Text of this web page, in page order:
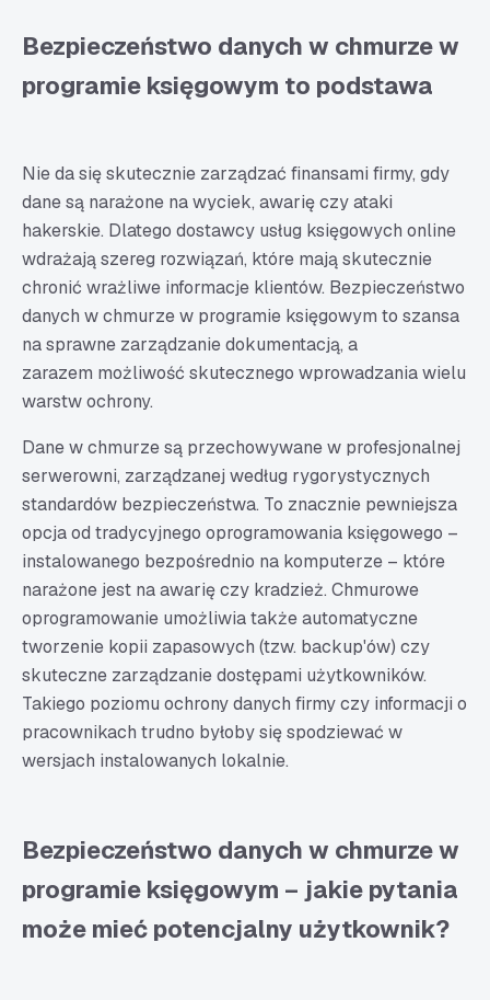
przepisami?
Czy dostawca przeprowadza regularne aktualizacje i
korzystania z usługi?
Bezpieczne przetwarzanie i łatwy dostęp do danych
księgowych – podsumowanie
Bezpieczeństwo danych w chmurze w
programie księgowym to podstawa
Nie da się skutecznie zarządzać finansami firmy, gdy
dane są narażone na wyciek, awarię czy ataki
hakerskie. Dlatego dostawcy usług księgowych online
wdrażają szereg rozwiązań, które mają skutecznie
chronić wrażliwe informacje klientów. Bezpieczeństwo
danych w chmurze w programie księgowym to szansa
na sprawne zarządzanie dokumentacją, a
zarazem możliwość skutecznego wprowadzania wielu
warstw ochrony.
Dane w chmurze są przechowywane w profesjonalnej
serwerowni, zarządzanej według rygorystycznych
standardów bezpieczeństwa. To znacznie pewniejsza
opcja od tradycyjnego oprogramowania księgowego –
instalowanego bezpośrednio na komputerze – które
narażone jest na awarię czy kradzież. Chmurowe
oprogramowanie umożliwia także automatyczne
tworzenie kopii zapasowych (tzw. backup'ów) czy
skuteczne zarządzanie dostępami użytkowników.
Takiego poziomu ochrony danych firmy czy informacji o
pracownikach trudno byłoby się spodziewać w
wersjach instalowanych lokalnie.
Bezpieczeństwo danych w chmurze w
programie księgowym – jakie pytania
może mieć potencjalny użytkownik?